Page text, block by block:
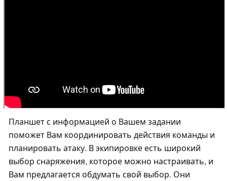
Планшет с информацией о Вашем задании
поможет Вам координировать действия команды и
планировать атаку. В экипировке есть широкий
выбор снаряжения, которое можно настраивать, и
Вам предлагается обдумать свой выбор. Они